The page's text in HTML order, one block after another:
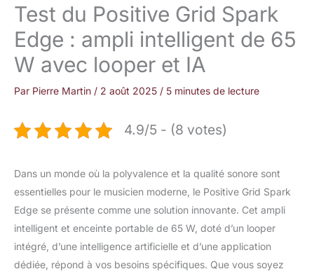
Test du Positive Grid Spark
Edge : ampli intelligent de 65
W avec looper et IA
Par Pierre Martin / 2 août 2025 / 5 minutes de lecture
4.9/5 - (8 votes)
Dans un monde où la polyvalence et la qualité sonore sont
essentielles pour le musicien moderne, le Positive Grid Spark
Edge se présente comme une solution innovante. Cet ampli
intelligent et enceinte portable de 65 W, doté d’un looper
intégré, d’une intelligence artificielle et d’une application
dédiée, répond à vos besoins spécifiques. Que vous soyez